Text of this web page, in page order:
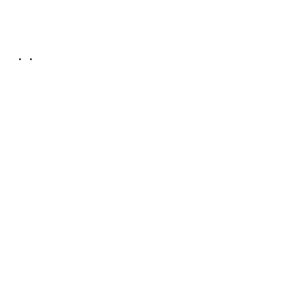
・・